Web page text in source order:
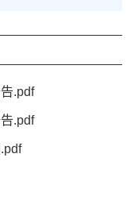
.pdf
.pdf